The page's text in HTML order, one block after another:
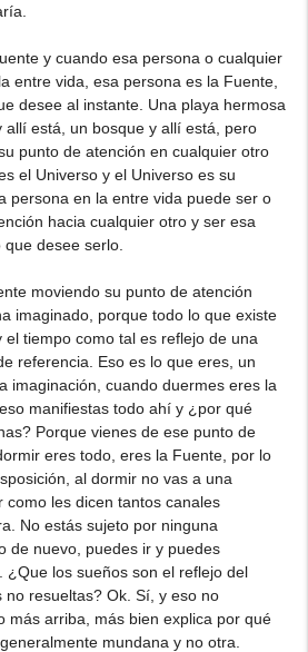
y cuando esa persona o cualquier
entre vida, esa persona es la Fuente,
desee al instante. Una playa hermosa
allí está, un bosque y allí está, pero
punto de atención en cualquier otro
el Universo y el Universo es su
persona en la entre vida puede ser o
hacia cualquier otro y ser esa
desee serlo.
moviendo su punto de atención
imaginado, porque todo lo que existe
tiempo como tal es reflejo de una
referencia. Eso es lo que eres, un
imaginación, cuando duermes eres la
manifiestas todo ahí y ¿por qué
Porque vienes de ese punto de
eres todo, eres la Fuente, por lo
al dormir no vas a una
como les dicen tantos canales
No estás sujeto por ninguna
de nuevo, puedes ir y puedes
¿Que los sueños son el reflejo del
no resueltas? Ok. Sí, y eso no
más arriba, más bien explica por qué
mundana y no otra.